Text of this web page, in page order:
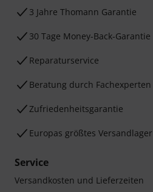
3 Jahre Thomann Garantie
30 Tage Money-Back-Garantie
Reparaturservice
Beratung durch Fachexperten
Zufriedenheitsgarantie
Europas größtes Versandlager
Service
Versandkosten und Lieferzeiten